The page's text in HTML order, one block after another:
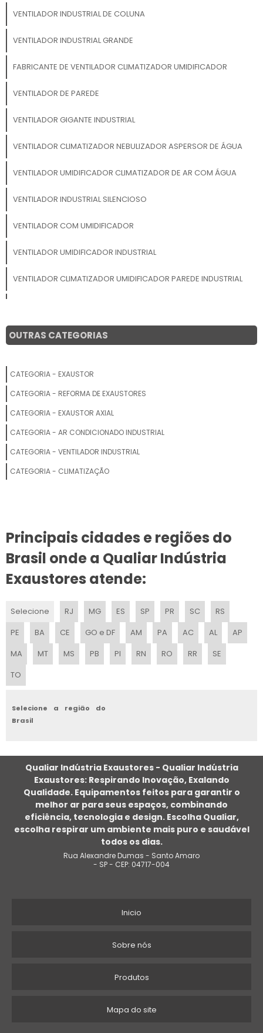
VENTILADOR INDUSTRIAL DE COLUNA
VENTILADOR INDUSTRIAL GRANDE
FABRICANTE DE VENTILADOR CLIMATIZADOR UMIDIFICADOR
VENTILADOR DE PAREDE
VENTILADOR GIGANTE INDUSTRIAL
VENTILADOR CLIMATIZADOR NEBULIZADOR ASPERSOR DE ÁGUA
VENTILADOR UMIDIFICADOR CLIMATIZADOR DE AR COM ÁGUA
VENTILADOR INDUSTRIAL SILENCIOSO
VENTILADOR COM UMIDIFICADOR
VENTILADOR UMIDIFICADOR INDUSTRIAL
VENTILADOR CLIMATIZADOR UMIDIFICADOR PAREDE INDUSTRIAL
VENTILADOR DE PAREDE 60CM
VENTILADOR INDUSTRIAL COM ÁGUA
VENTILADOR CLIMATIZADOR INDUSTRIAL
PREÇO DE CLIMATIZADOR COM NÉVOA
VENTILADOR COM ÁGUA INDUSTRIAL
VENDA DE VENTILADORES
PREÇO VENTILADOR UMIDIFICADOR CLIMATIZADOR
VENTILADOR GIGANTE
VENTILADOR CLIMATIZADOR DE PAREDE
PREÇO VENTILADOR COM UMIDIFICADOR
VENTILADOR UMIDIFICADOR DE AR INDUSTRIAL
FABRICANTE VENTILADOR
VENTILADOR AXIAL
VENTILADOR INDUSTRIAL DE CHÃO
OUTRAS CATEGORIAS
CATEGORIA - EXAUSTOR
CATEGORIA - REFORMA DE EXAUSTORES
CATEGORIA - EXAUSTOR AXIAL
CATEGORIA - AR CONDICIONADO INDUSTRIAL
CATEGORIA - VENTILADOR INDUSTRIAL
CATEGORIA - CLIMATIZAÇÃO
Principais cidades e regiões do
Brasil onde a Qualiar Indústria
Exaustores atende:
Selecione RJ MG ES SP PR SC
RS
PE
BA CE GO e DF AM PA AC AL
AP
MA
MT MS PB PI RN RO RR
SE
TO
Selecione a região do
Brasil
Qualiar Indústria Exaustores - Qualiar Indústria
Exaustores: Respirando Inovação, Exalando
Qualidade. Equipamentos feitos para garantir o
melhor ar para seus espaços, combinando
eficiência, tecnologia e design. Escolha Qualiar,
escolha respirar um ambiente mais puro e saudável
todos os dias.
Rua Alexandre Dumas - Santo Amaro
- SP - CEP: 04717-004
Inicio
Sobre nós
Produtos
Mapa do site